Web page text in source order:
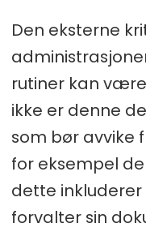
Den eksterne
rutiner kan
ikke er denne
som bør avvike
for eksempel
dette
forvalter sin